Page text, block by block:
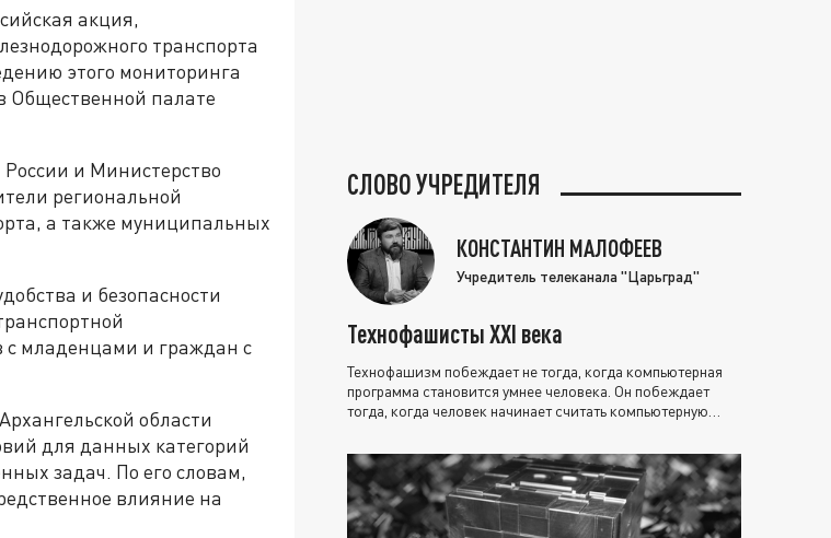
акция,
транспорта
этого мониторинга
Общественной палате
и Министерство
региональной
а также муниципальных
и безопасности
с младенцами и граждан с
области
для данных категорий
задач. По его словам,
влияние на
СЛОВО УЧРЕДИТЕЛЯ
КОНСТАНТИН МАЛОФЕЕВ
Учредитель телеканала "Царьград"
Технофашисты XXI века
Технофашизм побеждает не тогда, когда компьютерная
программа становится умнее человека. Он побеждает
тогда, когда человек начинает считать компьютерную